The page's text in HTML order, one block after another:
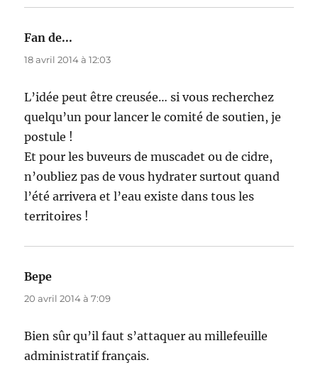
Fan de...
18 avril 2014 à 12:03
L’idée peut être creusée… si vous recherchez
quelqu’un pour lancer le comité de soutien, je
postule !
Et pour les buveurs de muscadet ou de cidre,
n’oubliez pas de vous hydrater surtout quand
l’été arrivera et l’eau existe dans tous les
territoires !
Bepe
20 avril 2014 à 7:09
Bien sûr qu’il faut s’attaquer au millefeuille
administratif français.